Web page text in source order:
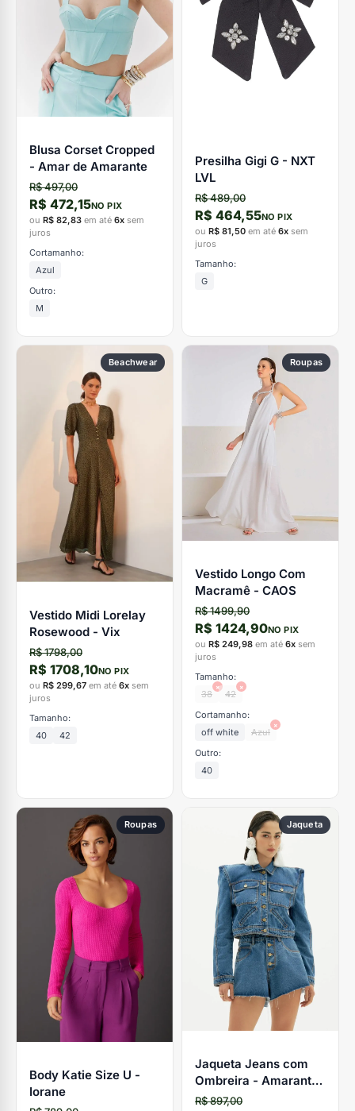
Blusa Corset Cropped
- Amar de Amarante
R$ 497,00
R$ 472,15NO PIX
ou R$ 82,83 em até 6x sem
juros
Cortamanho:
Azul
Outro:
M
Presilha Gigi G - NXT
LVL
R$ 489,00
R$ 464,55NO PIX
ou R$ 81,50 em até 6x sem
juros
Tamanho:
G
Beachwear
Vestido Midi Lorelay
Rosewood - Vix
R$ 1798,00
R$ 1708,10NO PIX
ou R$ 299,67 em até 6x sem
juros
Tamanho:
40
42
Roupas
Vestido Longo Com
Macramê - CAOS
R$ 1499,90
R$ 1424,90NO PIX
ou R$ 249,98 em até 6x sem
juros
Tamanho:
38
×
42
×
Cortamanho:
off white
Azul
×
Outro:
40
Roupas
Body Katie Size U -
Iorane
Jaqueta
Jaqueta Jeans com
Ombreira - Amarante
do Brasil
R$ 897,00